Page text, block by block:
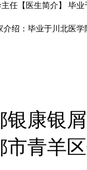
任【医生简介】 毕
介绍：毕业于川北医
银康银
市青羊